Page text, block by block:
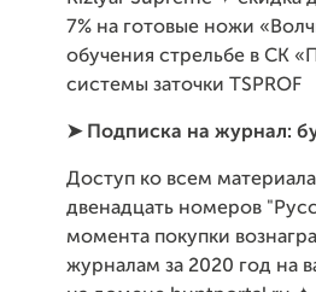
7% на готовые ножи
обучения стрельбе в СК
системы заточки TSPROF
➤ Подписка на журнал:
Доступ ко всем
двенадцать номеров
момента покупки
журналам за 2020 год на